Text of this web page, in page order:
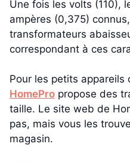
Une fois les volts (110),
ampères (0,375)
transformateurs
correspondant à ces
Pour les petits appareils
HomePro propose des
taille. Le site web de
pas, mais vous les
magasin.